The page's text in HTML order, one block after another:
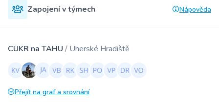
Zapojení v týmech Nápověda
CUKR na TAHU / Uherské Hradiště
Přejít na graf a srovnání